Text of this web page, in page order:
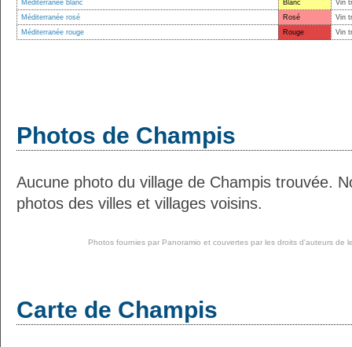
Méditerranée blanc
Blanc
Vin
Méditerranée rosé
Rosé
Vin
Méditerranée rouge
Rouge Vin
Photos de Champis
Aucune photo du village de Champis trouvée.
photos des villes et villages voisins.
Photos fournies par Panoramio et couvertes par les droits d'auteurs de
Carte de Champis